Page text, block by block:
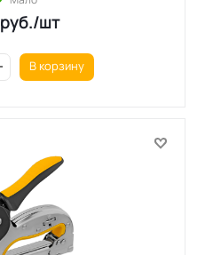
руб./шт
В корзину